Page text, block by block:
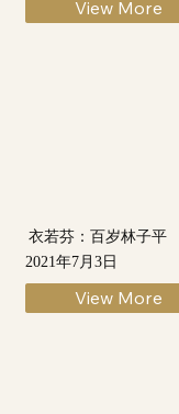
View More
衣若芬：百岁林子平
2021年7月3日
View More